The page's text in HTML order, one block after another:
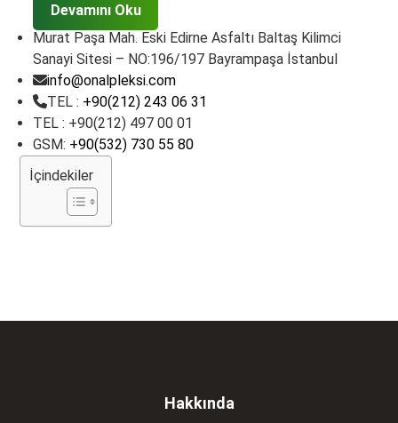
Devamını Oku
Murat Paşa Mah. Eski Edirne Asfaltı Baltaş Kilimci
Sanayi Sitesi – NO:196/197 Bayrampaşa İstanbul
info@onalpleksi.com
TEL : +90(212) 243 06 31
TEL : +90(212) 497 00 01
GSM: +90(532) 730 55 80
İçindekiler
Hakkında